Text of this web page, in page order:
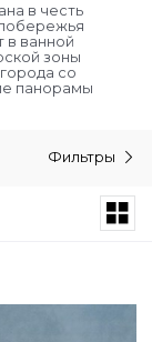
в честь
в ванной
зоны
со
панорамы
Фильтры